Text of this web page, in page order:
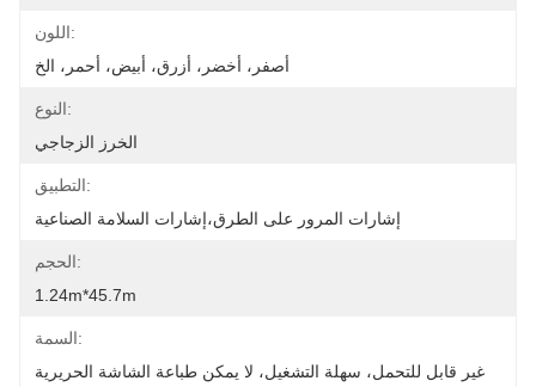
اللون:
أصفر، أخضر، أزرق، أبيض، أحمر، الخ
النوع:
الخرز الزجاجي
التطبيق:
إشارات المرور على الطرق،إشارات السلامة الصناعية
الحجم:
1.24m*45.7m
السمة:
غير قابل للتحمل، سهلة التشغيل، لا يمكن طباعة الشاشة الحريرية